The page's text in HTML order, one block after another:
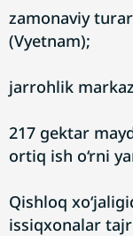
zamonaviy
(Vyetnam);
jarrohlik
217 gektar
ortiq ish o‘rni
Qishloq
issiqxonalar